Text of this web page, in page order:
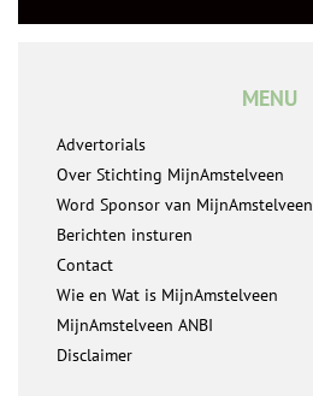
MENU
Advertorials
Over Stichting MijnAmstelveen
Word Sponsor van MijnAmstelveen
Berichten insturen
Contact
Wie en Wat is MijnAmstelveen
MijnAmstelveen ANBI
Disclaimer